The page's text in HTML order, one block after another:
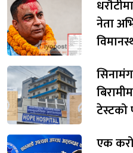
नेता
टेस्टको
एक